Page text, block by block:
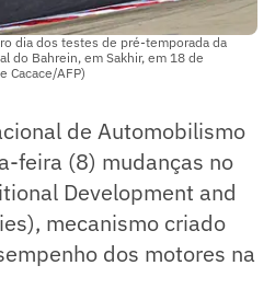
dia dos testes de pré-temporada da
do Bahrein, em Sakhir, em 18 de
Cacace/AFP)
de Automobilismo
feira (8) mudanças no
Development and
mecanismo criado
dos motores na